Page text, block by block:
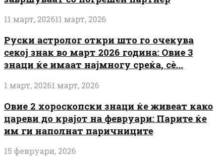
11 март, 202611 март, 2026
Руски астролог откри што го очекува
секој знак во март 2026 година: Овие 3
знаци ќе имаат најмногу среќа, сè...
1 март, 20261 март, 2026
Овие 2 хороскопски знаци ќе живеат како
цареви до крајот на февруари: Парите ќе
им ги наполнат паричниците
15 февруари, 2026